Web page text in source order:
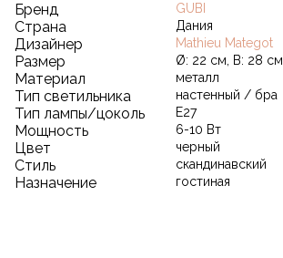
Бренд GUBI
Страна Дания
Дизайнер Mathieu Mategot
Размер Ø: 22 см, В: 28 см
Материал металл
Тип светильника настенный / бра
Тип лампы/цоколь E27
Мощность 6-10 Вт
Цвет черный
Стиль скандинавский
Назначение гостиная